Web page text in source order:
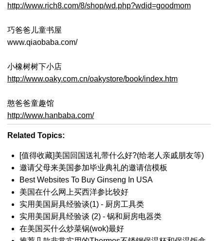
http://www.rich8.com/8/shop/wd.php?wdid=goodmom
巧爸爸儿童书屋
www.qiaobaba.com/
小橡树树下小店
http://www.oaky.com.cn/oakystore/book/index.htm
憨爸爸童趣馆
http://www.hanbaba.com/
Related Topics:
[值得收藏]美国回国送礼带什么好?(给老人亲戚朋友等)
邀请父母来美国参加毕业典礼的邀请信模板
Best Websites To Buy Ginseng In USA
美国在什么网上买西洋参比较好
实用美国厨具经验谈(1) - 厨房工具类
实用美国厨具经验谈 (2) - 锅和厨房电器类
在美国买什么炒菜锅(wok)最好